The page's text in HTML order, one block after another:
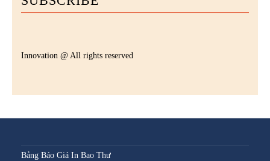
Innovation @ All rights reserved
Bảng Báo Giá In Bao Thư